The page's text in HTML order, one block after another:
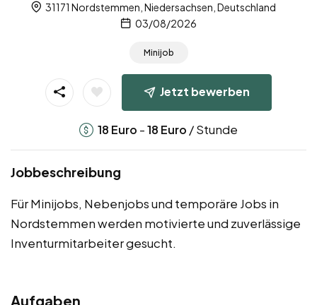
31171 Nordstemmen, Niedersachsen, Deutschland
03/08/2026
Minijob
Jetzt bewerben
18 Euro -18 Euro / Stunde
Jobbeschreibung
Für Minijobs, Nebenjobs und temporäre Jobs in
Nordstemmen werden motivierte und zuverlässige
Inventurmitarbeiter gesucht.
Aufgaben